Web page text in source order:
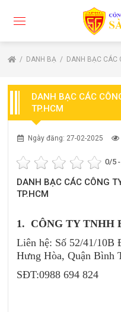
DANH BẠ DANH BẠC CÁC
DANH BẠC CÁC
TP.HCM
Ngày đăng: 27-02-2025
0/5
DANH BẠC CÁC CÔNG
TP.HCM
1. CÔNG TY TNHH
Liên hệ: Số 52/41/10B
Hưng Hòa, Quận Bình
SĐT:0988 694 824